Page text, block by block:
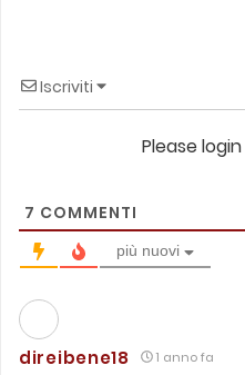
Iscriviti
Please
7 COMMENTI
più nuovi
direibene18 1 anno fa